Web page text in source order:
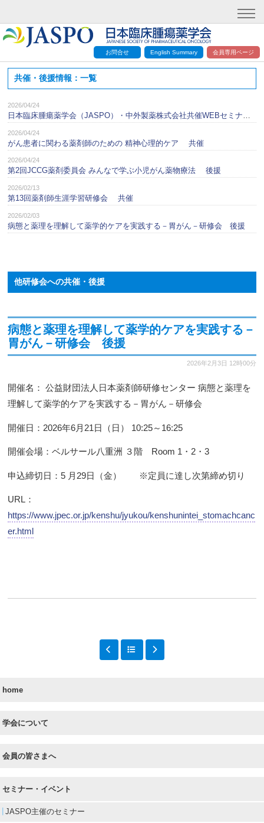
お問合せ English Summary 会員専用ページ
home
学会について
会員の皆さまへ
セミナー・イベント
JASPO主催のセミナー
共催・後援情報：一覧
2026/04/24
2026/04/24
がん患者に関わる薬剤師のための 精神心理的ケア 共催
2026/04/24
第2回JCCG薬剤委員会 みんなで学ぶ小児がん薬物療法 後援
2026/02/13
第13回薬剤師生涯学習研修会 共催
2026/02/03
病態と薬理を理解して薬学的ケアを実践する－胃がん－研修会 後援
他研修会への共催・後援
病態と薬理を理解して薬学的ケアを実践する－
胃がん－研修会 後援
2026年2月3日 12時00分
開催名： 公益財団法人日本薬剤師研修センター 病態と薬理を
理解して薬学的ケアを実践する－胃がん－研修会
開催日：2026年6月21日（日） 10:25～16:25
開催会場：ベルサール八重洲 ３階 Room 1・2・3
申込締切日：5 月29日（金） ※定員に達し次第締め切り
URL：
https://www.jpec.or.jp/kenshu/jyukou/kenshunintei_stomachcanc
er.html